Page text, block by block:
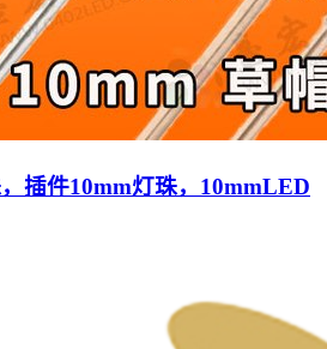
插件10mm灯珠，10mmLED